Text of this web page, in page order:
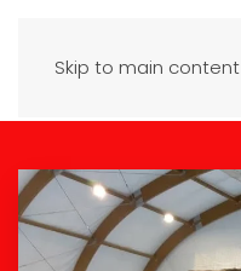
Skip to main content